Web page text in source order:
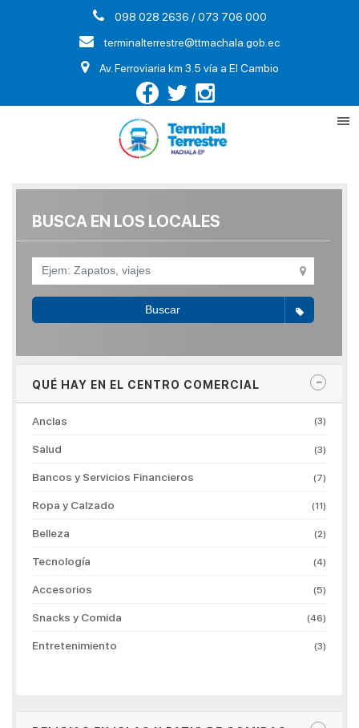
098 028 2636 / 073 706 000
terminalterrestre@ttmachala.gob.ec
Av. Ferroviaria km 3.5 vía a El Cambio
BUSCA EN LOS LOCALES
Buscar
QUÉ HAY EN EL CENTRO COMERCIAL
Anclas (3)
Salud (3)
Bancos y Servicios Financieros (7)
Ropa y Calzado (11)
Belleza (2)
Tecnología (4)
Accesorios (5)
Snacks y Comida (46)
Entretenimiento (3)